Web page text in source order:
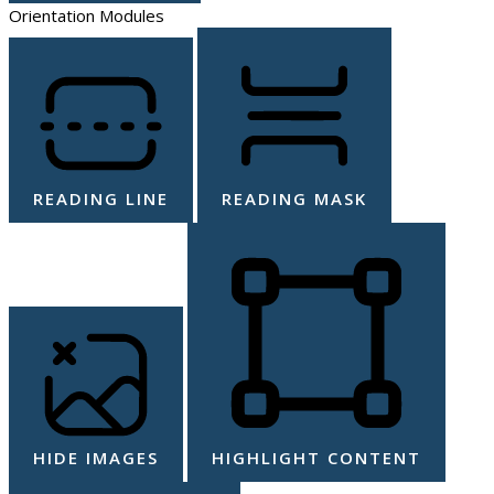
Orientation Modules
READING LINE READING MASK
HIDE IMAGES HIGHLIGHT CONTENT